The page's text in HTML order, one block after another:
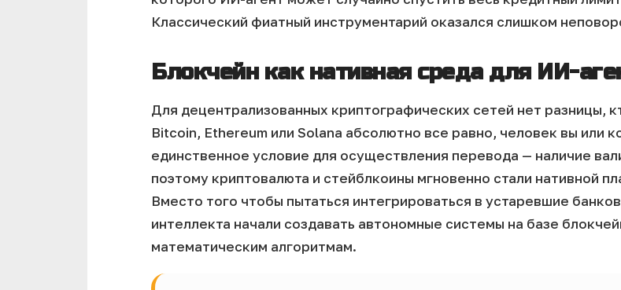
Классический фиатный инструментарий оказался слишком
Блокчейн как нативная среда для ИИ-
Для децентрализованных криптографических сетей нет разницы,
Bitcoin, Ethereum или Solana абсолютно все равно, человек вы или
единственное условие для осуществления перевода — наличие
поэтому криптовалюта и стейблкоины мгновенно стали нативной
Вместо того чтобы пытаться интегрироваться в устаревшие
интеллекта начали создавать автономные системы на базе
математическим алгоритмам.